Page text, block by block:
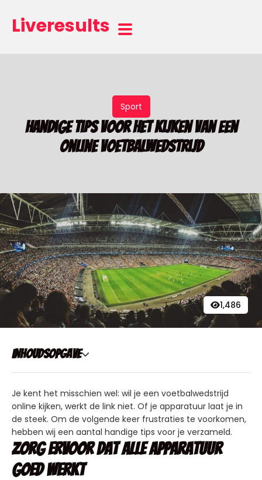
Liveresults
1,486
Sport
Handige tips voor het kijken van een
online voetbalwedstrijd
Inhoudsopgave
Je kent het misschien wel: wil je een voetbalwedstrijd
online kijken, werkt de link niet. Of je apparatuur laat je in
de steek. Om de volgende keer frustraties te voorkomen,
hebben wij een aantal handige tips voor je verzameld.
Zorg ervoor dat alle apparatuur
goed werkt